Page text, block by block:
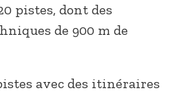
pistes, dont des
de 900 m de
avec des itinéraires